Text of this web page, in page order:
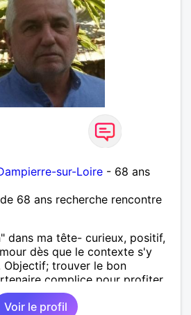
sur-Loire - 68 ans
68 ans recherche rencontre
dans ma tête- curieux, positif,
dès que le contexte s'y
Objectif; trouver le bon
complice pour profiter
Voir le profil